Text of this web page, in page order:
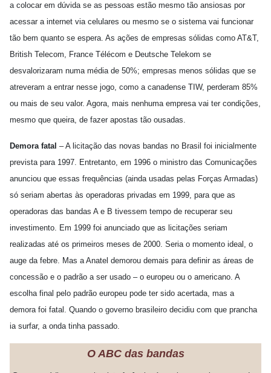
a colocar em dúvida se as pessoas estão mesmo tão ansiosas por
acessar a internet via celulares ou mesmo se o sistema vai funcionar
tão bem quanto se espera. As ações de empresas sólidas como AT&T,
British Telecom, France Télécom e Deutsche Telekom se
desvalorizaram numa média de 50%; empresas menos sólidas que se
atreveram a entrar nesse jogo, como a canadense TIW, perderam 85%
ou mais de seu valor. Agora, mais nenhuma empresa vai ter condições,
mesmo que queira, de fazer apostas tão ousadas.
Demora fatal – A licitação das novas bandas no Brasil foi inicialmente
prevista para 1997. Entretanto, em 1996 o ministro das Comunicações
anunciou que essas frequências (ainda usadas pelas Forças Armadas)
só seriam abertas às operadoras privadas em 1999, para que as
operadoras das bandas A e B tivessem tempo de recuperar seu
investimento. Em 1999 foi anunciado que as licitações seriam
realizadas até os primeiros meses de 2000. Seria o momento ideal, o
auge da febre. Mas a Anatel demorou demais para definir as áreas de
concessão e o padrão a ser usado – o europeu ou o americano. A
escolha final pelo padrão europeu pode ter sido acertada, mas a
demora foi fatal. Quando o governo brasileiro decidiu com que prancha
ia surfar, a onda tinha passado.
O ABC das bandas